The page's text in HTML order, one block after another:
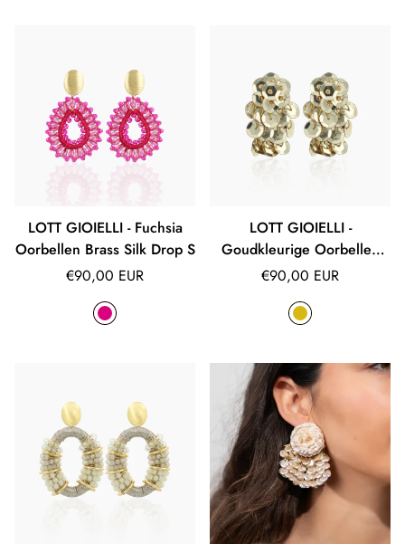
LOTT GIOIELLI - Fuchsia
Oorbellen Brass Silk Drop S
Normale
€90,00 EUR
LOTT GIOIELLI -
Goudkleurige Oorbellen
Daantje Cup Waterfall S
Normale
€90,00 EUR